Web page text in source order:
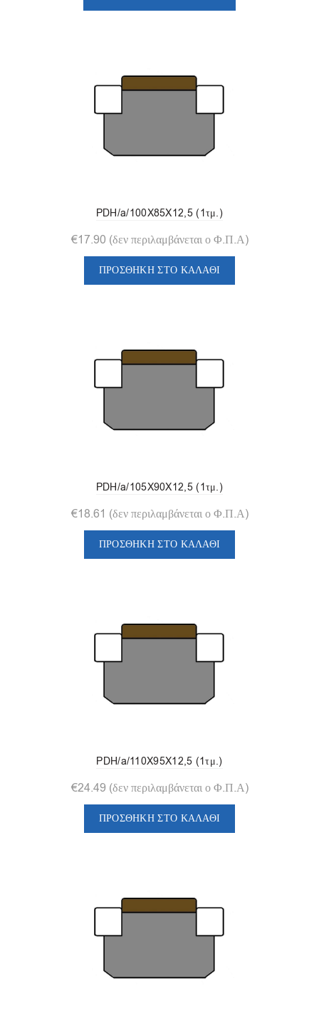
PDH/a/100X85X12,5 (1τμ.)
€17.90 (δεν περιλαμβάνεται ο Φ.Π.Α)
ΠΡΟΣΘΉΚΗ ΣΤΟ ΚΑΛΆΘΙ
PDH/a/105X90X12,5 (1τμ.)
€18.61 (δεν περιλαμβάνεται ο Φ.Π.Α)
ΠΡΟΣΘΉΚΗ ΣΤΟ ΚΑΛΆΘΙ
PDH/a/110X95X12,5 (1τμ.)
€24.49 (δεν περιλαμβάνεται ο Φ.Π.Α)
ΠΡΟΣΘΉΚΗ ΣΤΟ ΚΑΛΆΘΙ